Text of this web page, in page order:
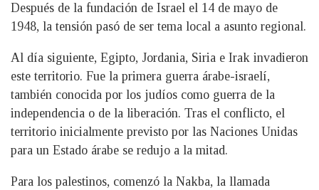
Después de la fundación de Israel el 14 de mayo de
1948, la tensión pasó de ser tema local a asunto regional.
Al día siguiente, Egipto, Jordania, Siria e Irak invadieron
este territorio. Fue la primera guerra árabe-israelí,
también conocida por los judíos como guerra de la
independencia o de la liberación. Tras el conflicto, el
territorio inicialmente previsto por las Naciones Unidas
para un Estado árabe se redujo a la mitad.
Para los palestinos, comenzó la Nakba, la llamada